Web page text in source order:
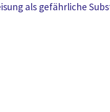
als gefährliche